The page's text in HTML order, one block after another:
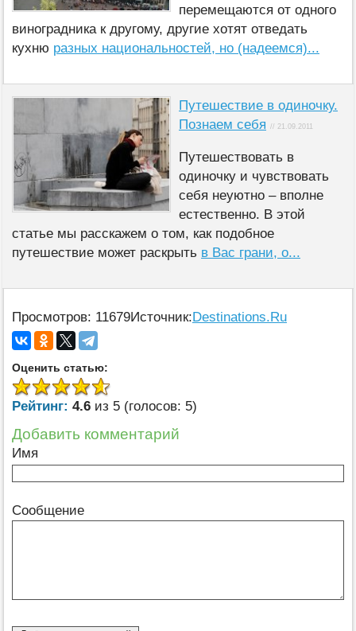
перемещаются от одного
виноградника к другому, другие хотят отведать
кухню разных национальностей, но (надеемся)...
Путешествие в одиночку.
Познаем себя // 21.09.2011
Путешествовать в
одиночку и чувствовать
себя неуютно – вполне
естественно. В этой
статье мы расскажем о том, как подобное
путешествие может раскрыть в Вас грани, о...
Просмотров: 11679Источник:Destinations.Ru
Оценить статью:
Рейтинг: 4.6 из 5 (голосов: 5)
Добавить комментарий
Имя
Сообщение